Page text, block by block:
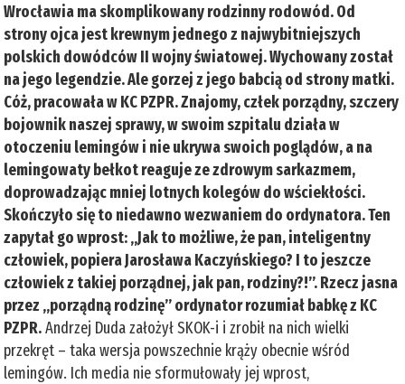
Wrocławia ma skomplikowany rodzinny rodowód. Od
strony ojca jest krewnym jednego z najwybitniejszych
polskich dowódców II wojny światowej. Wychowany został
na jego legendzie. Ale gorzej z jego babcią od strony matki.
Cóż, pracowała w KC PZPR. Znajomy, człek porządny, szczery
bojownik naszej sprawy, w swoim szpitalu działa w
otoczeniu lemingów i nie ukrywa swoich poglądów, a na
lemingowaty bełkot reaguje ze zdrowym sarkazmem,
doprowadzając mniej lotnych kolegów do wściekłości.
Skończyło się to niedawno wezwaniem do ordynatora. Ten
zapytał go wprost: „Jak to możliwe, że pan, inteligentny
człowiek, popiera Jarosława Kaczyńskiego? I to jeszcze
człowiek z takiej porządnej, jak pan, rodziny?!”. Rzecz jasna
przez „porządną rodzinę” ordynator rozumiał babkę z KC
PZPR.Andrzej Duda założył SKOK-i i zrobił na nich wielki
przekręt – taka wersja powszechnie krąży obecnie wśród
lemingów. Ich media nie sformułowały jej wprost,